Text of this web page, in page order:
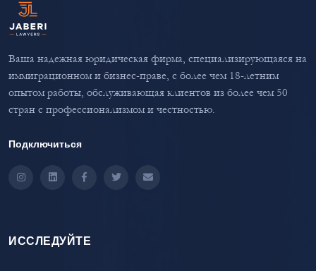
Ваша надежная юридическая фирма, специализирующаяся на
иммиграционном и бизнес-праве, с более чем 18-летним
опытом работы, обслуживающая клиентов из более чем 50
стран с профессионализмом и честностью.
Подключиться
InstagramLinkedInFacebookTwitter Email
ИССЛЕДУЙТЕ